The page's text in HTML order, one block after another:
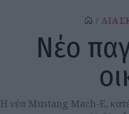
Νέο
Η νέα Mustang Mach-E,